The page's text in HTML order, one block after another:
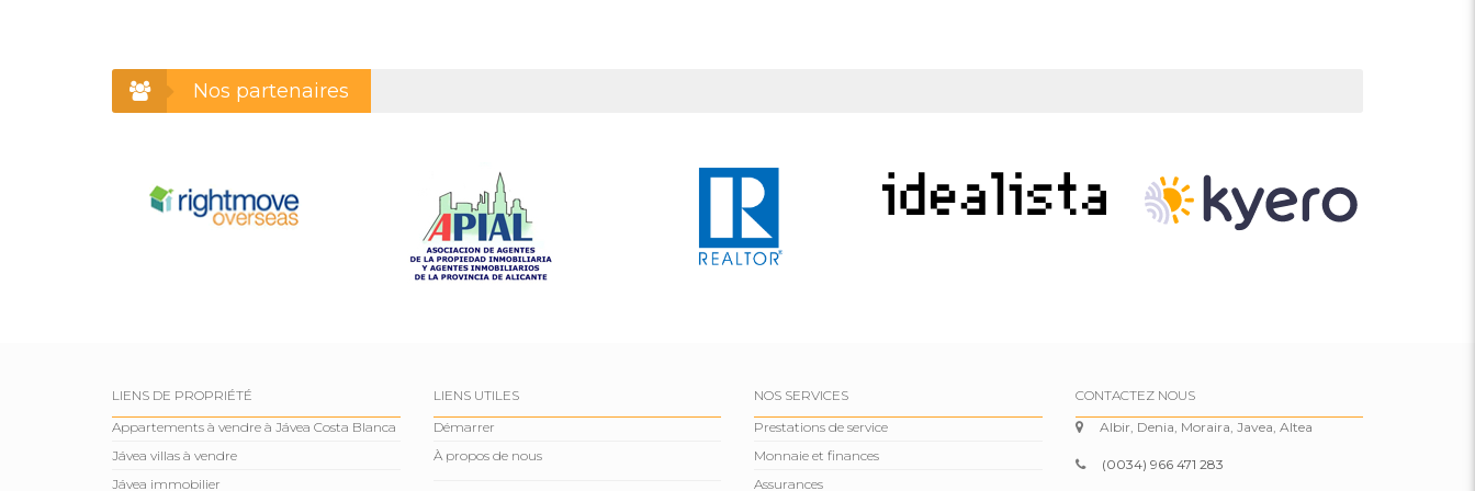
Nos partenaires
LIENS DE PROPRIÉTÉ
Appartements à vendre à Jávea Costa Blanca
Jávea villas à vendre
Jávea immobilier
LIENS UTILES
Démarrer
À propos de nous
NOS SERVICES
Prestations de service
Monnaie et finances
Assurances
CONTACTEZ NOUS
Albir, Denia, Moraira, Javea, Altea
(0034) 966 471 283